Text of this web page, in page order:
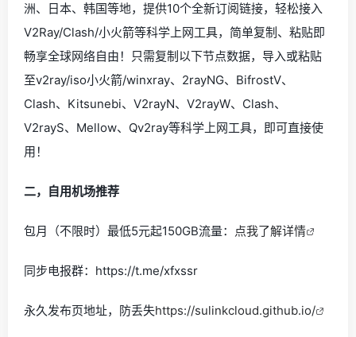
洲、日本、韩国等地，提供10个全新订阅链接，轻松接入
V2Ray/Clash/小火箭等科学上网工具，简单复制、粘贴即
畅享全球网络自由！只需复制以下节点数据，导入或粘贴
至v2ray/iso小火箭/winxray、2rayNG、BifrostV、
Clash、Kitsunebi、V2rayN、V2rayW、Clash、
V2rayS、Mellow、Qv2ray等科学上网工具，即可直接使
用！
二，自用机场推荐
包月（不限时）最低5元起150GB流量： 点我了解详情
同步电报群：https://t.me/xfxssr
永久发布页地址，防丢失https://sulinkcloud.github.io/